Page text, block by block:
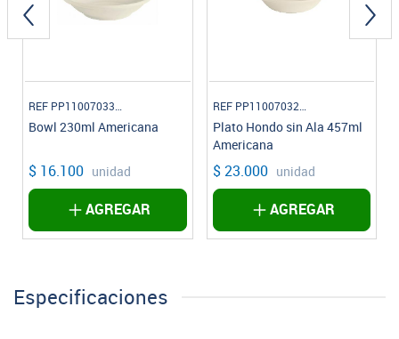
Bowl 230ml Americana
$ 16.100 unidad
AGREGAR
Plato Hondo sin Ala 457ml
Americana
$ 23.000 unidad
AGREGAR
Especificaciones